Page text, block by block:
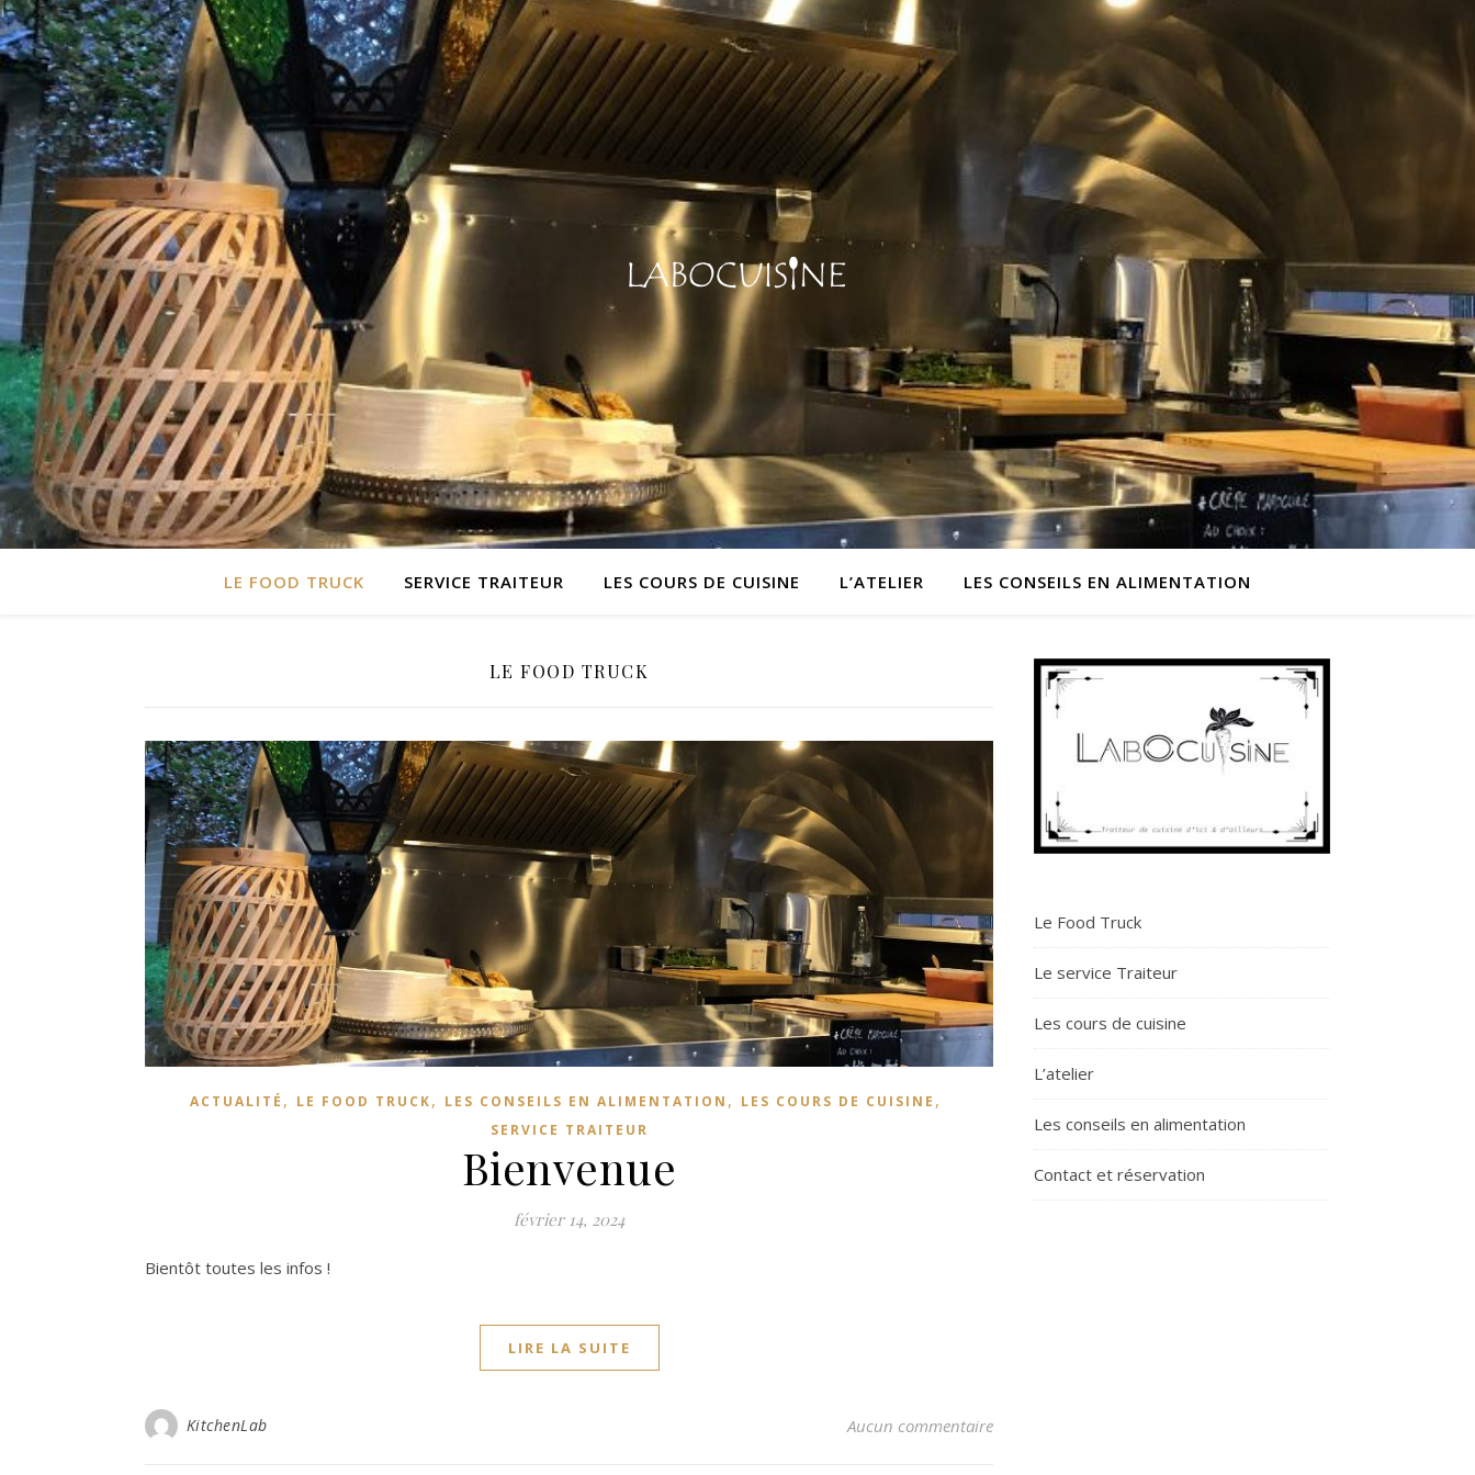
LE FOOD TRUCK SERVICE TRAITEUR LES COURS DE CUISINE L’ATELIER LES CONSEILS EN ALIMENTATION
LE FOOD TRUCK
ACTUALITÉ , LE FOOD TRUCK, LES CONSEILS EN ALIMENTATION , LES COURS DE CUISINE ,
SERVICE TRAITEUR
Bienvenue
février 14, 2024
Bientôt toutes les infos !
LIRE LA SUITE
KitchenLab Aucun commentaire
Le Food Truck
Le service Traiteur
Les cours de cuisine
L’atelier
Les conseils en alimentation
Contact et réservation